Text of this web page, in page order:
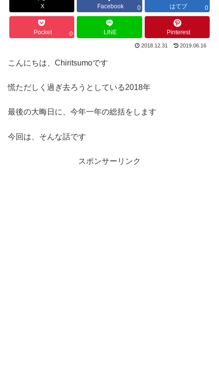
X Facebook 0 はてブ 0
Pocket 0 LINE Pinterest
2018.12.31 2019.06.16
こんにちは、Chiritsumoです
慌ただしく過ぎ去ろうとしている2018年
最後の大晦日に、今年一年の総括をします
今回は、そんな話です
スポンサーリンク